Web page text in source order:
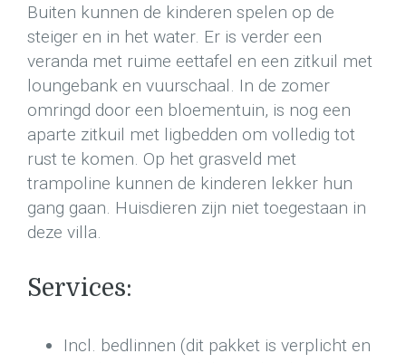
Buiten kunnen de kinderen spelen op de
steiger en in het water. Er is verder een
veranda met ruime eettafel en een zitkuil met
loungebank en vuurschaal. In de zomer
omringd door een bloementuin, is nog een
aparte zitkuil met ligbedden om volledig tot
rust te komen. Op het grasveld met
trampoline kunnen de kinderen lekker hun
gang gaan. Huisdieren zijn niet toegestaan in
deze villa.
Services:
Incl. bedlinnen (dit pakket is verplicht en